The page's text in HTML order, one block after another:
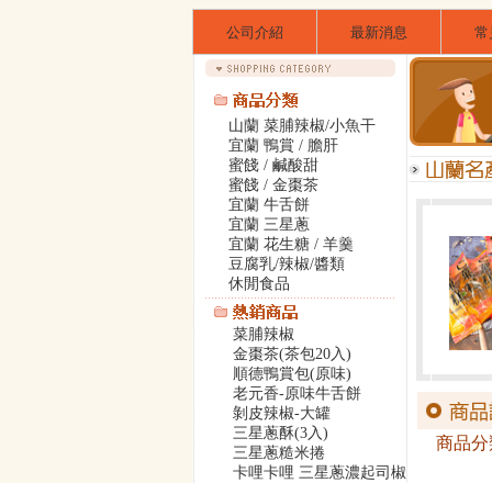
公司介紹 最新消息 常
山蘭 菜脯辣椒/小魚干
宜蘭 鴨賞 / 膽肝
蜜餞 / 鹹酸甜
蜜餞 / 金棗茶
宜蘭 牛舌餅
宜蘭 三星蔥
宜蘭 花生糖 / 羊羹
豆腐乳/辣椒/醬類
休閒食品
菜脯辣椒
金棗茶(茶包20入)
順德鴨賞包(原味)
老元香-原味牛舌餅
剝皮辣椒-大罐
三星蔥酥(3入)
三星蔥糙米捲
卡哩卡哩 三星蔥濃起司椒
商品